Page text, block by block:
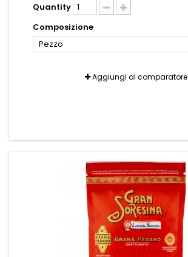
Quantity
Composizione
Pezzo
Aggiungi al comparatore